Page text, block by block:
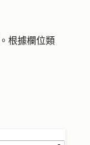
。根據欄位類